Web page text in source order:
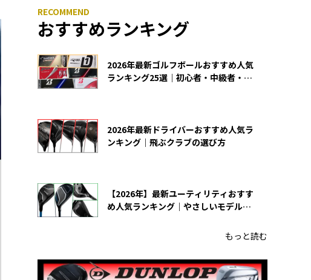
おすすめランキング
2026年最新ゴルフボールおすすめ人気
ランキング25選｜初心者・中級者・上
2026年最新ドライバーおすすめ人気ラ
ンキング｜飛ぶクラブの選び方
【2026年】最新ユーティリティおすす
め人気ランキング｜やさしいモデルの
もっと読む